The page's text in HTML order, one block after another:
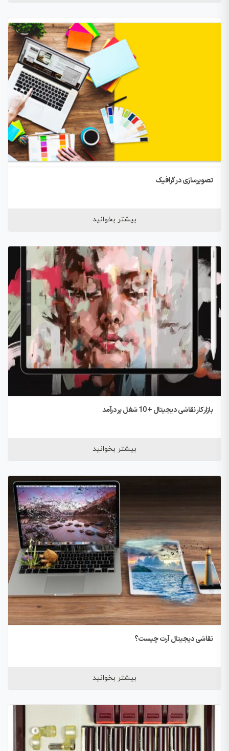
تصویرسازی در گرافیک
بیشتر بخوانید
بازار کار نقاشی دیجیتال + 10 شغل پر درآمد
بیشتر بخوانید
نقاشی دیجیتال آرت چیست؟
بیشتر بخوانید